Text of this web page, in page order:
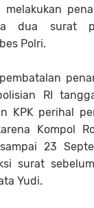
dua surat
Polri.
RI
KPK perihal
Kompol
23
surat
Yudi.